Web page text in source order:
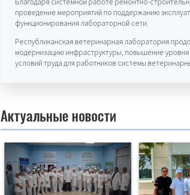
проведение мероприятий по поддержанию
функционирования лабораторной сети.
Республиканская ветеринарная лаборатория
модернизацию инфраструктуры, повышение
условий труда для работников системы
Актуальные новости